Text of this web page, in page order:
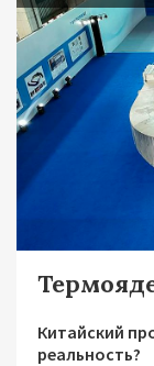
Китайский
реальность?